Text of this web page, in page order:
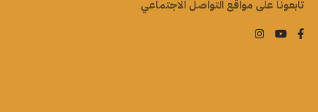
تابعونا على مواقع التواصل الاجتماعي